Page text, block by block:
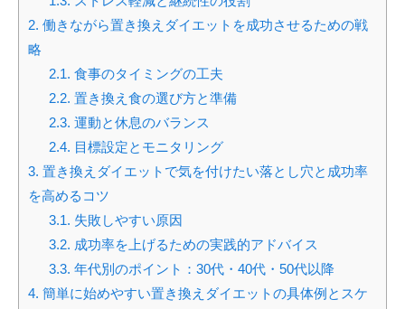
2. 働きながら置き換えダイエットを成功させるための戦
略
2.1. 食事のタイミングの工夫
2.2. 置き換え食の選び方と準備
2.3. 運動と休息のバランス
2.4. 目標設定とモニタリング
3. 置き換えダイエットで気を付けたい落とし穴と成功率
を高めるコツ
3.1. 失敗しやすい原因
3.2. 成功率を上げるための実践的アドバイス
3.3. 年代別のポイント：30代・40代・50代以降
4. 簡単に始めやすい置き換えダイエットの具体例とスケ